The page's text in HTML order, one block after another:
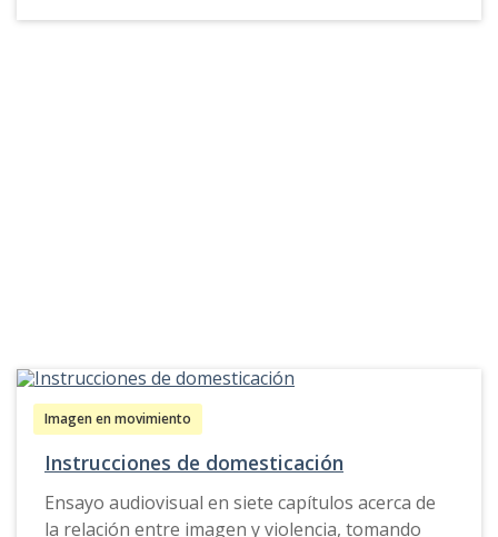
Imagen en movimiento
Instrucciones de domesticación
Ensayo audiovisual en siete capítulos acerca de
la relación entre imagen y violencia, tomando